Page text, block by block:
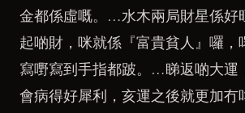
金都係虛嘅。…水木兩局財星係好
起啲財，咪就係『富貴貧人』囉，
寫嘢寫到手指都跛。…睇返啲大運
會病得好犀利，亥運之後就更加冇